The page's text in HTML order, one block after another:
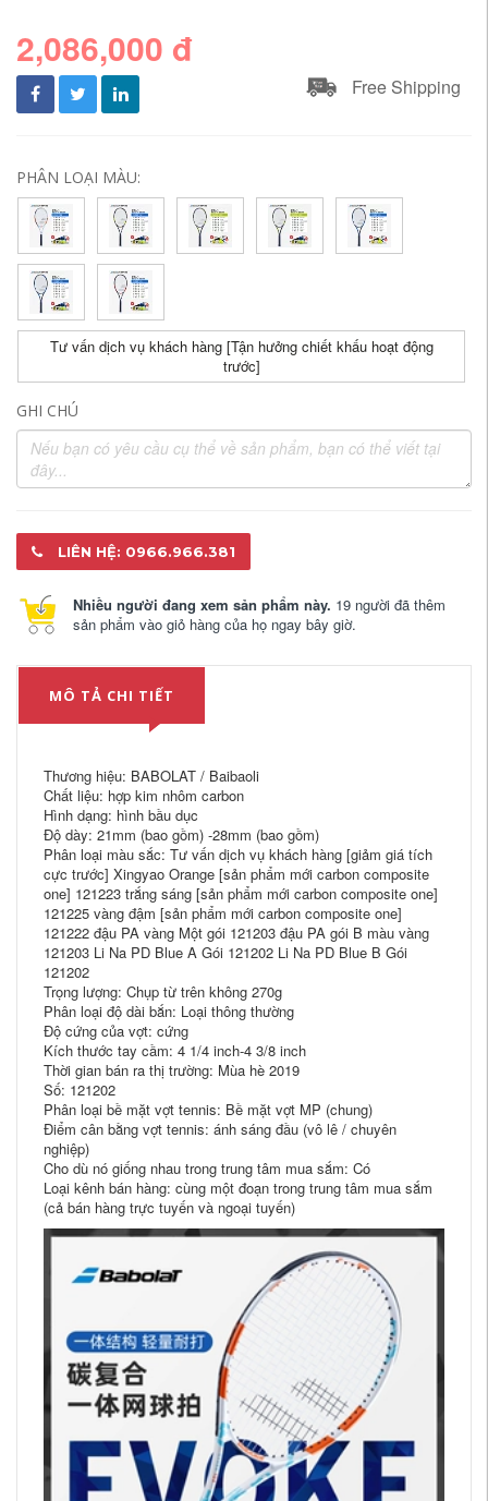
2,086,000 đ
Free Shipping
PHÂN LOẠI MÀU:
Tư vấn dịch vụ khách hàng [Tận hưởng chiết khấu hoạt động
trước]
GHI CHÚ
LIÊN HỆ: 0966.966.381
Nhiều người đang xem sản phẩm này. 19 người đã thêm
sản phẩm vào giỏ hàng của họ ngay bây giờ.
MÔ TẢ CHI TIẾT
Thương hiệu: BABOLAT / Baibaoli
Chất liệu: hợp kim nhôm carbon
Hình dạng: hình bầu dục
Độ dày: 21mm (bao gồm) -28mm (bao gồm)
Phân loại màu sắc: Tư vấn dịch vụ khách hàng [giảm giá tích
cực trước] Xingyao Orange [sản phẩm mới carbon composite
one] 121223 trắng sáng [sản phẩm mới carbon composite one]
121225 vàng đậm [sản phẩm mới carbon composite one]
121222 đậu PA vàng Một gói 121203 đậu PA gói B màu vàng
121203 Li Na PD Blue A Gói 121202 Li Na PD Blue B Gói
121202
Trọng lượng: Chụp từ trên không 270g
Phân loại độ dài bắn: Loại thông thường
Độ cứng của vợt: cứng
Kích thước tay cầm: 4 1/4 inch-4 3/8 inch
Thời gian bán ra thị trường: Mùa hè 2019
Số: 121202
Phân loại bề mặt vợt tennis: Bề mặt vợt MP (chung)
Điểm cân bằng vợt tennis: ánh sáng đầu (vô lê / chuyên
nghiệp)
Cho dù nó giống nhau trong trung tâm mua sắm: Có
Loại kênh bán hàng: cùng một đoạn trong trung tâm mua sắm
(cả bán hàng trực tuyến và ngoại tuyến)